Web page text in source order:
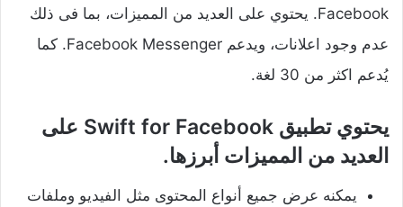
Facebook. يحتوي على العديد من المميزات، بما فى ذلك
عدم وجود اعلانات، ويدعم Facebook Messenger. كما
يُدعم اكثر من 30 لغة.
يحتوي تطبيق Swift for Facebook على
العديد من المميزات أبرزها.
يمكنه عرض جميع أنواع المحتوى مثل الفيديو وملفات